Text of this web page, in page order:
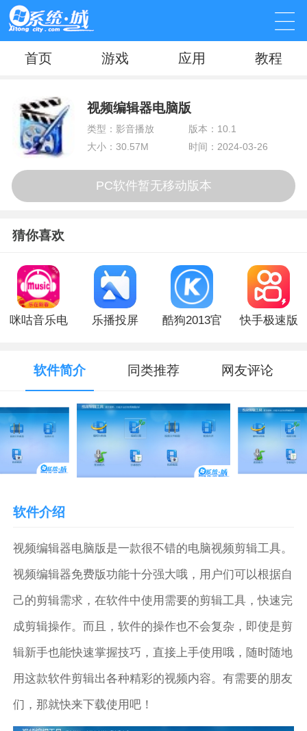
首页 游戏 应用 教程
视频编辑器电脑版
类型：影音播放
版本：10.1
大小：30.57M
时间：2024-03-26
PC软件暂无移动版本
猜你喜欢
咪咕音乐电
乐播投屏
酷狗2013官
快手极速版
软件简介 同类推荐 网友评论
软件介绍
视频编辑器电脑版是一款很不错的电脑视频剪辑工具。
视频编辑器免费版功能十分强大哦，用户们可以根据自
己的剪辑需求，在软件中使用需要的剪辑工具，快速完
成剪辑操作。而且，软件的操作也不会复杂，即使是剪
辑新手也能快速掌握技巧，直接上手使用哦，随时随地
用这款软件剪辑出各种精彩的视频内容。有需要的朋友
们，那就快来下载使用吧！